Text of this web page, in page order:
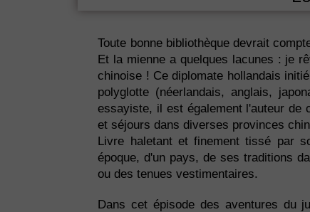
Toute bonne bibliothèque devrait
Et la mienne a quelques lacunes : je
chinoise ! Ce diplomate hollandais
polyglotte (néerlandais, anglais,
essayiste, il est également l'auteur de
et séjours dans diverses provinces
Livre haletant et finement tissé par
époque, d'un pays, de ses traditions
ou des tenues vestimentaires.
Dans cet épisode des aventures du